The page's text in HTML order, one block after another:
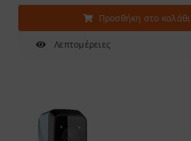
Προσθήκη στο καλάθι
Λεπτομέρειες